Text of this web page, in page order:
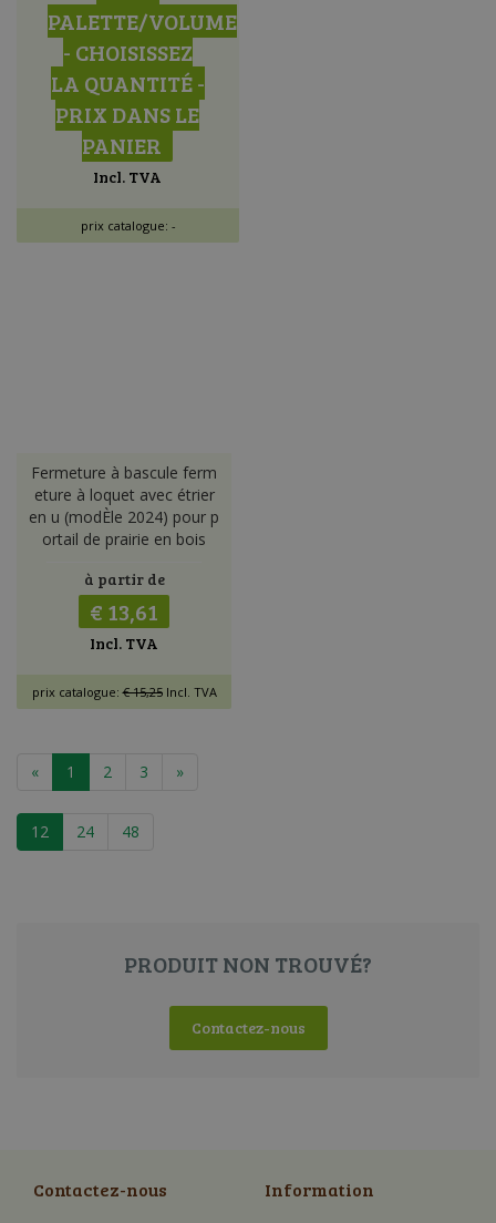
PALETTE/VOLUME
- CHOISISSEZ
LA QUANTITÉ -
PRIX DANS LE
PANIER
Incl. TVA
prix catalogue: -
Fermeture à bascule ferm
eture à loquet avec étrier
en u (modÈle 2024) pour p
ortail de prairie en bois
à partir de
€ 13,61
Incl. TVA
prix catalogue:€ 15,25Incl. TVA
« 1 2 3 »
12 24 48
PRODUIT NON TROUVÉ?
Contactez-nous
Contactez-nous Information